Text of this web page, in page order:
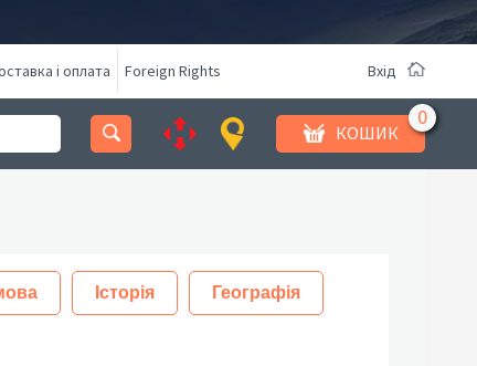
і оплата Foreign Rights Вхід
КОШИК
Історія Географія